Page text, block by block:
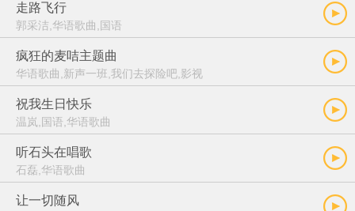
走路飞行
郭采洁,华语歌曲,国语
疯狂的麦咭主题曲
华语歌曲,新声一班,我们去探险吧,影视
祝我生日快乐
温岚,国语,华语歌曲
听石头在唱歌
石磊,华语歌曲
让一切随风